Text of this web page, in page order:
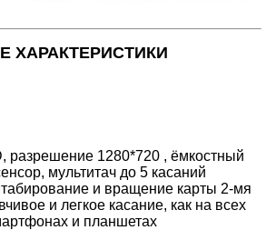
ХАРАКТЕРИСТИКИ
разрешение 1280*720 , ёмкостный
мультитач до 5 касаний
и вращение карты 2-мя
и легкое касание, как на всех
и планшетах